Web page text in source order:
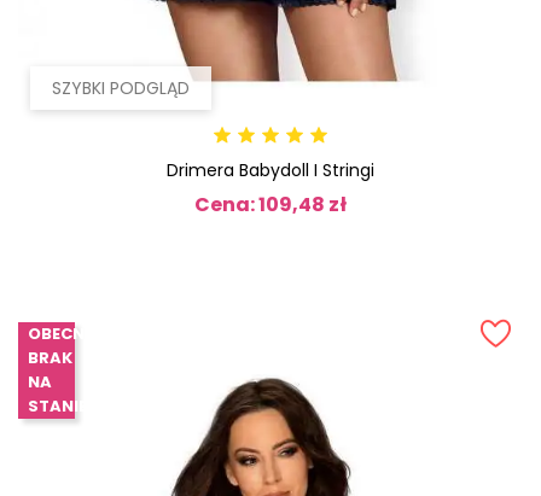
SZYBKI PODGLĄD
Drimera Babydoll I Stringi
Cena: 109,48 zł
OBECNIE
BRAK
NA
STANIE